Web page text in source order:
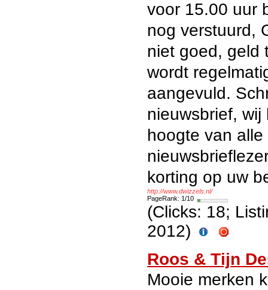
voor 15.00 uur
nog verstuurd,
niet goed, geld
wordt
aangevuld.
nieuwsbrief,
hoogte van
korting op uw
http://www.dwizzels.nl/
PageRank: 1/10
(Clicks: 18;
2012)
Roos & Tijn
Mooie merken